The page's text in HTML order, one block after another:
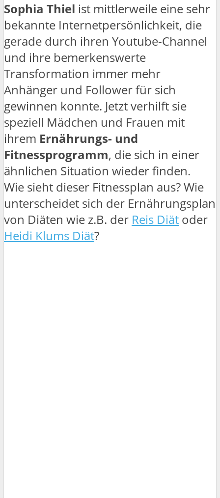
Sophia Thiel ist mittlerweile eine sehr
bekannte Internetpersönlichkeit, die
gerade durch ihren Youtube-Channel
und ihre bemerkenswerte
Transformation immer mehr
Anhänger und Follower für sich
gewinnen konnte. Jetzt verhilft sie
speziell Mädchen und Frauen mit
ihrem Ernährungs- und
Fitnessprogramm, die sich in einer
ähnlichen Situation wieder finden.
Wie sieht dieser Fitnessplan aus? Wie
unterscheidet sich der Ernährungsplan
von Diäten wie z.B. der Reis Diät oder
Heidi Klums Diät?